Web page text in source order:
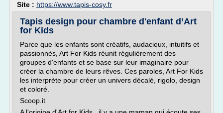
Site : https://www.tapis-cosy.fr
Tapis design pour chambre d'enfant d’Art
for Kids
Parce que les enfants sont créatifs, audacieux, intuitifs et
passionnés, Art For Kids réunit régulièrement des
groupes d'enfants et se base sur leur imaginaire pour
créer la chambre de leurs rêves. Ces paroles, Art For Kids
les interprète pour créer un univers décalé, rigolo, design
et coloré.
Scoop.it